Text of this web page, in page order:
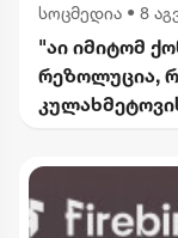
სოცმედია • 8
"აი იმიტომ
რეზოლუცია,